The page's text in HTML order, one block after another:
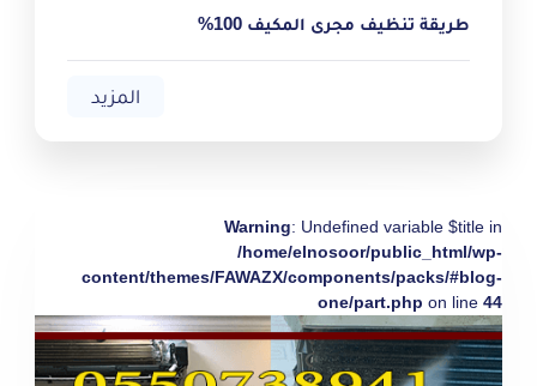
طريقة تنظيف مجرى المكيف 100%
المزيد
Warning: Undefined variable $title in
/home/elnosoor/public_html/wp-
content/themes/FAWAZX/components/packs/#blog-
one/part.php on line 44